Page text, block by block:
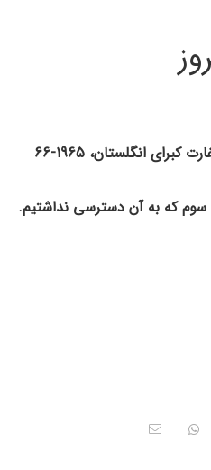
انگلستان، 1965-66
سوم که به آن دسترسی نداشتیم.